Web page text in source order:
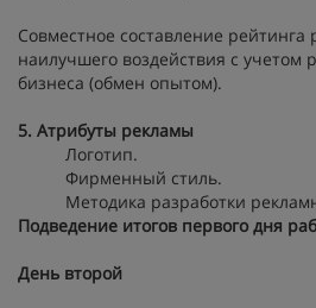
Совместное составление
наилучшего воздействия с учетом
бизнеса (обмен опытом).
5. Атрибуты рекламы
Логотип.
Фирменный стиль.
Методика разработки
Подведение итогов первого дня
День второй